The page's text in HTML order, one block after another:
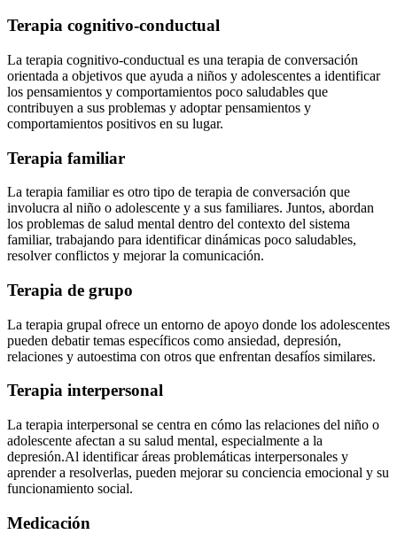
Terapia cognitivo-conductual
La terapia cognitivo-conductual es una terapia de conversación
orientada a objetivos que ayuda a niños y adolescentes a identificar
los pensamientos y comportamientos poco saludables que
contribuyen a sus problemas y adoptar pensamientos y
comportamientos positivos en su lugar.
Terapia familiar
La terapia familiar es otro tipo de terapia de conversación que
involucra al niño o adolescente y a sus familiares. Juntos, abordan
los problemas de salud mental dentro del contexto del sistema
familiar, trabajando para identificar dinámicas poco saludables,
resolver conflictos y mejorar la comunicación.
Terapia de grupo
La terapia grupal ofrece un entorno de apoyo donde los adolescentes
pueden debatir temas específicos como ansiedad, depresión,
relaciones y autoestima con otros que enfrentan desafíos similares.
Terapia interpersonal
La terapia interpersonal se centra en cómo las relaciones del niño o
adolescente afectan a su salud mental, especialmente a la
depresión.Al identificar áreas problemáticas interpersonales y
aprender a resolverlas, pueden mejorar su conciencia emocional y su
funcionamiento social.
Medicación